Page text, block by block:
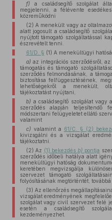
f) a családsegítő szolgálat
megjelenni, a félévente
közreműködni
(2) A menekült vagy az
alatt jogosult a családsegítő
nyújtott támogató szolgáltatással
észrevételt tenni.
61/D. § (1) A menekültügyi
a) az integrációs szerződésről,
támogatás és támogató
szerződés felmondásának, a
biztosítása felfüggesztésének,
lehetőségekről a menekült,
tájékoztatást nyújtani,
b) a családsegítő szolgálat vagy
szerződés alapján teljesítendő
módszertani felügyeletet ellátó
valamint
c) valamint a 61/C. § (2)
kivizsgálni és a vizsgálat
tájékoztatni.
(2) Az (1) bekezdés b) pontja
szerződés időbeli hatálya alatt
menekültügyi hatóság
keretében megvizsgálja
szervezet támogató
folyósításának megtörténtét,
(3) Az ellenőrzés
vizsgálat eredményének
szolgálat vagy civil szervezet felé
esetén a családsegítő
kezdeményezhet.